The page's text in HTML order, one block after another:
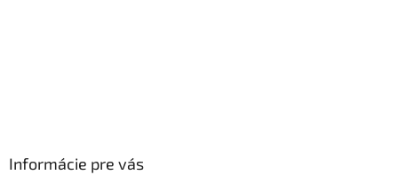
Informácie pre vás